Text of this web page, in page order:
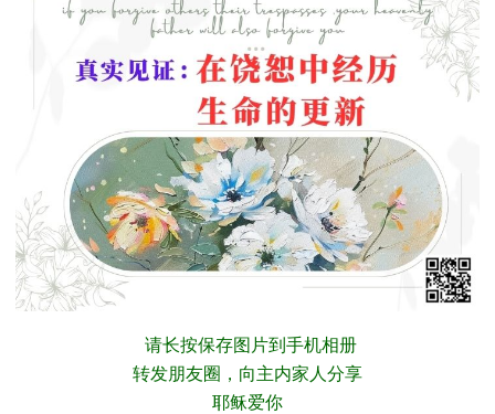
请长按保存图片到手机相册
转发朋友圈，向主内家人分享
耶稣爱你